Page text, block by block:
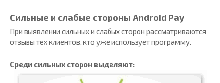
Сильные и слабые стороны Android Pay
При выявлении сильных и слабых сторон рассматриваются
отзывы тех клиентов, кто уже использует программу.
Среди сильных сторон выделяют: